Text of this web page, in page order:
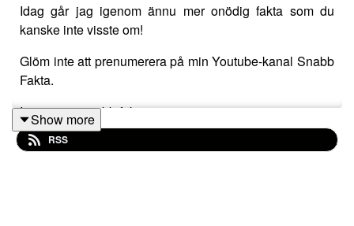
Idag går jag igenom ännu mer onödig fakta som du
kanske inte visste om!
Glöm inte att prenumerera på min Youtube-kanal Snabb
Fakta.
Instagram: snabb.fakta
TIKTOK: riktigasnabbfakta
Show more
RSS